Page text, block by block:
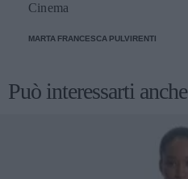
Cinema
MARTA FRANCESCA PULVIRENTI
Può interessarti anche